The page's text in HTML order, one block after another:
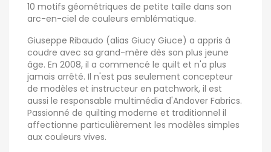
10 motifs géométriques de petite taille dans son
arc-en-ciel de couleurs emblématique.
Giuseppe Ribaudo (alias Giucy Giuce) a appris à
coudre avec sa grand-mère dès son plus jeune
âge. En 2008, il a commencé le quilt et n'a plus
jamais arrêté. Il n'est pas seulement concepteur
de modèles et instructeur en patchwork, il est
aussi le responsable multimédia d'Andover Fabrics.
Passionné de quilting moderne et traditionnel il
affectionne particulièrement les modèles simples
aux couleurs vives.